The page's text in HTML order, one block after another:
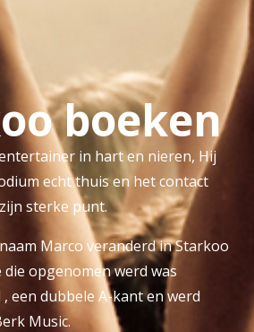
boeken
in hart en nieren, Hij
echt thuis en het contact
sterke punt.
Marco veranderd in Starkoo
opgenomen werd was
een dubbele A-kant en werd
Music.